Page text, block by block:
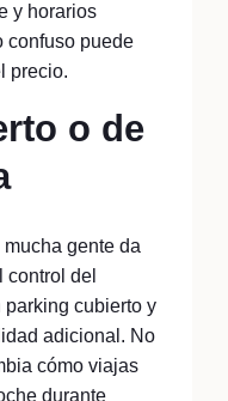
y horarios
confuso puede
precio.
o de
gente da
control del
cubierto y
adicional. No
cómo viajas
durante